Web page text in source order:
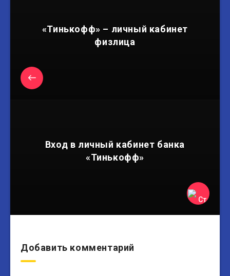
«Тинькофф» – личный кабинет
физлица
Вход в личный кабинет банка
«Тинькофф»
Добавить комментарий